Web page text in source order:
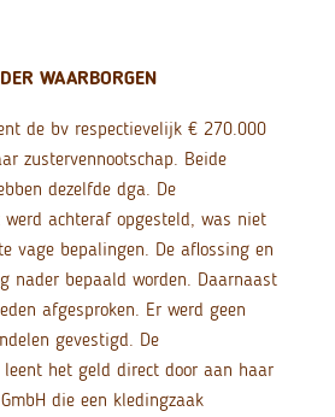
WAARBORGEN
de bv respectievelijk € 270.000
zustervennootschap. Beide
dezelfde dga. De
werd achteraf opgesteld, was niet
vage bepalingen. De aflossing en
nader bepaald worden. Daarnaast
afgesproken. Er werd geen
gevestigd. De
leent het geld direct door aan haar
die een kledingzaak